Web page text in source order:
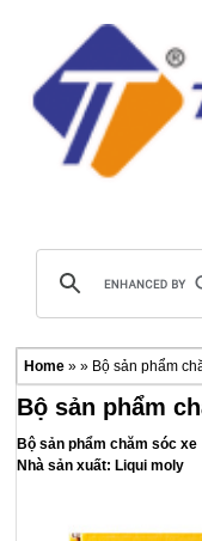
Home» » Bộ sản phẩm
Bộ sản phẩm
Bộ sản phẩm chăm sóc xe
Nhà sản xuất: Liqui moly